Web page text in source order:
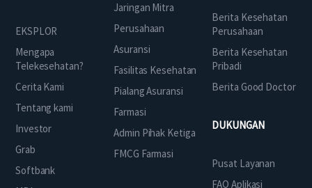
EKSPLOR
Mengapa
Telekesehatan?
Cerita Kami
Tentang kami
Investor
Grab
Softbank
Jaringan Mitra
Perusahaan
Asuransi
Fasilitas Kesehatan
Pialang Asuransi
Farmasi
Admin Pihak Ketiga
FMCG Farmasi
Berita Kesehatan
Perusahaan
Berita Kesehatan
Pribadi
Berita Good Doctor
DUKUNGAN
Pusat Layanan
FAQ Aplikasi